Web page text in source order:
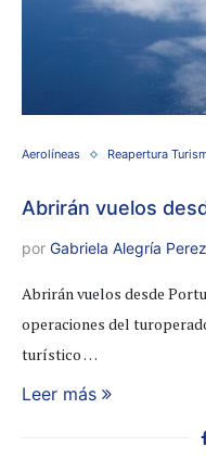
Aerolíneas Reapertura
Abrirán vuelos
por Gabriela Alegría Perez
Abrirán vuelos desde
operaciones del
turístico …
Leer más